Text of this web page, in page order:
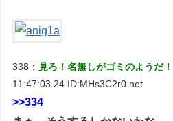
338： 見ろ！名無しがゴミのようだ！
11:47:03.24 ID:MHs3C2r0.net
>>334